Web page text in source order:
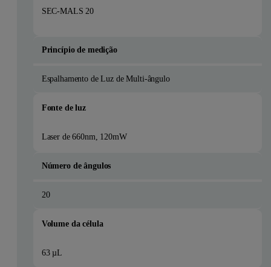
SEC-MALS 20
Princípio de medição
Espalhamento de Luz de Multi-ângulo
Fonte de luz
Laser de 660nm, 120mW
Número de ângulos
20
Volume da célula
63 µL